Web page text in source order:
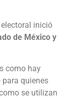
inició
de México y
como hay
para quienes
se utilizan